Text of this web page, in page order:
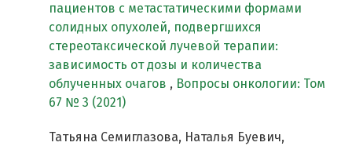
пациентов с метастатическими формами
солидных опухолей, подвергшихся
стереотаксической лучевой терапии:
зависимость от дозы и количества
облученных очагов , Вопросы онкологии: Том
67 № 3 (2021)
Татьяна Семиглазова, Наталья Буевич,